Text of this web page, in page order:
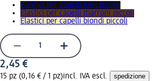
Elastici per capelli neri piccoli
Elastici per capelli marroni piccoli
Elastici per capelli biondi piccoli
2,45 €
15 pz (0,16 € / 1 pz)incl. IVA escl. spedizione